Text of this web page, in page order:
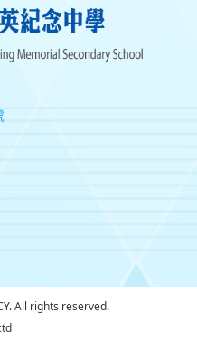
All rights reserved.